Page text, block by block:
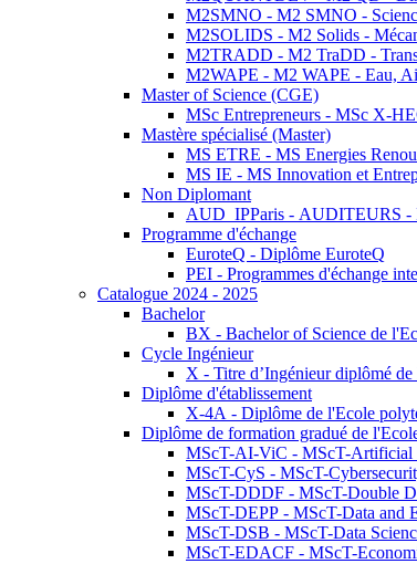
M2SMNO - M2 SMNO -
M2SOLIDS - M2 Solids -
M2TRADD - M2 TraDD -
M2WAPE - M2 WAPE - Eau,
Master of Science (CGE)
MSc Entrepreneurs - MSc X-
Mastère spécialisé (Master)
MS ETRE - MS Energies
MS IE - MS Innovation et
Non Diplomant
AUD_IPParis - AUDITEURS -
Programme d'échange
EuroteQ - Diplôme EuroteQ
PEI - Programmes d'échange
Catalogue 2024 - 2025
Bachelor
BX - Bachelor of Science de
Cycle Ingénieur
X - Titre d’Ingénieur diplômé
Diplôme d'établissement
X-4A - Diplôme de l'Ecole
Diplôme de formation gradué de
MScT-AI-ViC - MScT-Artificial
MScT-CyS - MScT-
MScT-DDDF - MScT-Double
MScT-DEPP - MScT-Data and
MScT-DSB - MScT-Data
MScT-EDACF - MScT-